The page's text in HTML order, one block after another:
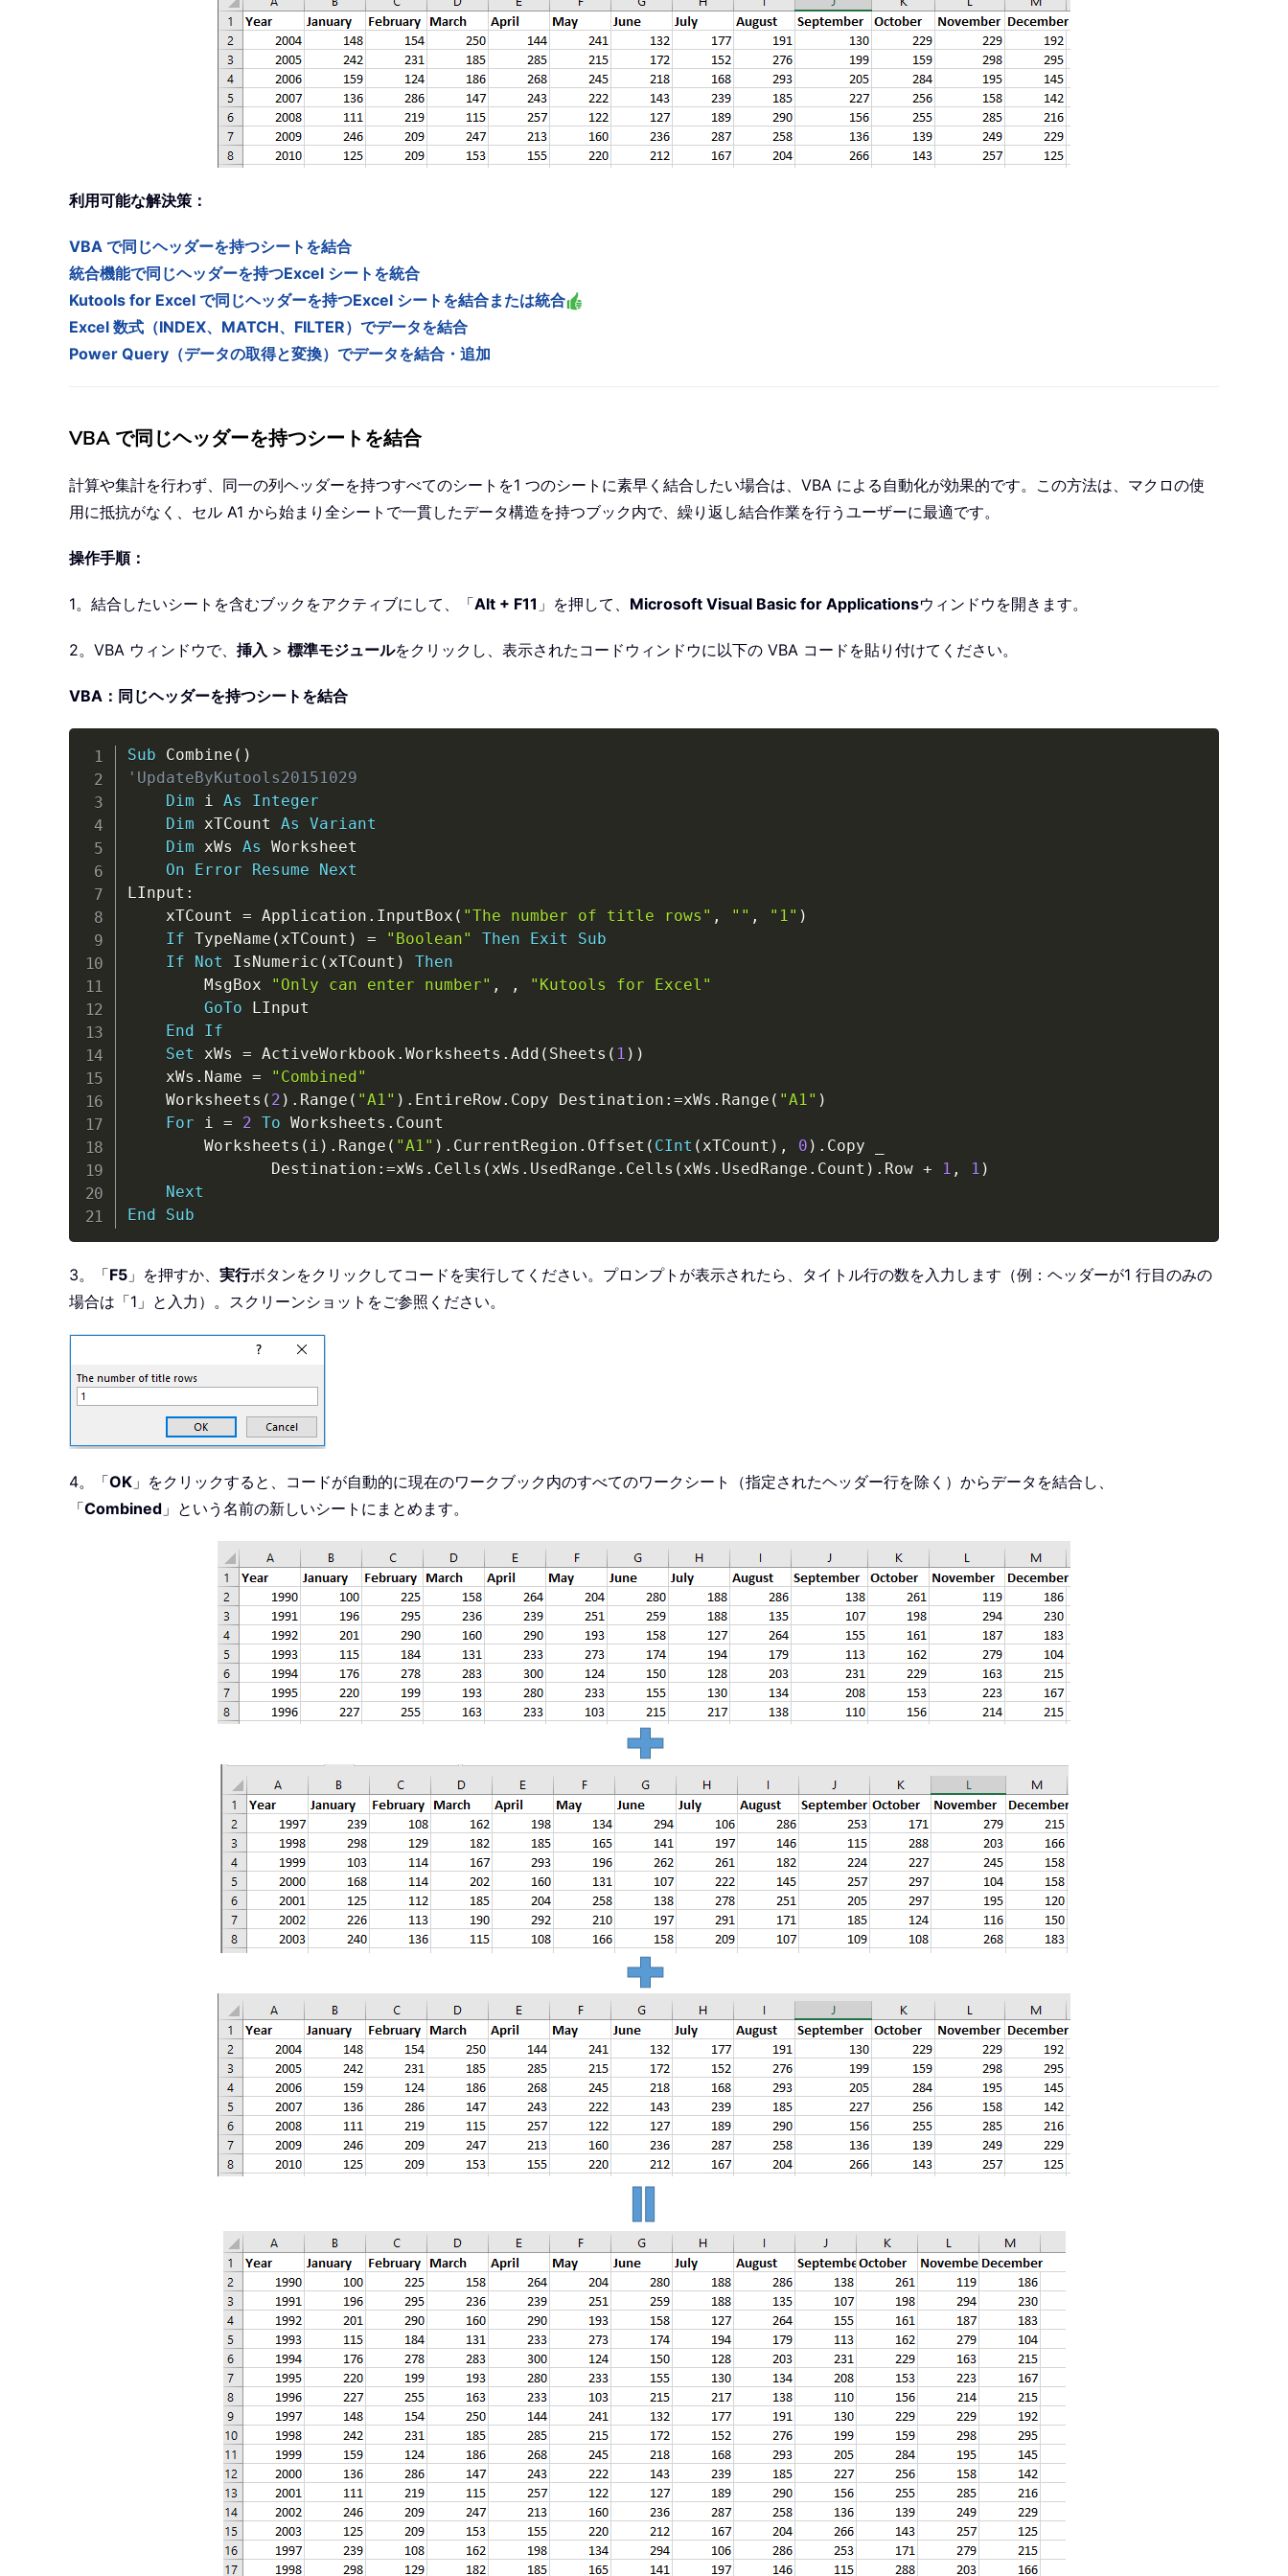
利用可能な解決策：
VBA で同じヘッダーを持つシートを結合
統合機能で同じヘッダーを持つExcel シートを統合
Kutools for Excel で同じヘッダーを持つExcel シートを結合または統合
Excel 数式（INDEX、MATCH、FILTER）でデータを結合
Power Query（データの取得と変換）でデータを結合・追加
VBA で同じヘッダーを持つシートを結合
計算や集計を行わず、同一の列ヘッダーを持つすべてのシートを1 つのシートに素早く結合したい場合は、VBA による自動化が効果的です。この方法は、マクロの使
用に抵抗がなく、セル A1 から始まり全シートで一貫したデータ構造を持つブック内で、繰り返し結合作業を行うユーザーに最適です。
操作手順：
1。結合したいシートを含むブックをアクティブにして、「Alt + F11 」を押して、 Microsoft Visual Basic for Applicationsウィンドウを開きます。
2。VBA ウィンドウで、 挿入 > 標準モジュールをクリックし、表示されたコードウィンドウに以下の VBA コードを貼り付けてください。
VBA：同じヘッダーを持つシートを結合
Sub Combine ( )
'UpdateByKutools20151029
Dim i As
Integer
Dim xTCount As
Variant
Dim xWs As Worksheet
On
Error Resume
Next
LInput :
    xTCount
= Application . InputBox ( "The number of title rows" , "" , "1" )
If TypeName ( xTCount ) = "Boolean" Then Exit
Sub
If
Not IsNumeric ( xTCount )
Then
        MsgBox
"Only can enter number" , ,
"Kutools for Excel"
GoTo LInput
End
If
Set xWs = ActiveWorkbook . Worksheets . Add ( Sheets ( 1 ) )
    xWs
. Name =
"Combined"
    Worksheets
( 2 ) . Range ( "A1" ) . EntireRow. Copy Destination : =xWs . Range ( "A1" )
For i = 2 To Worksheets . Count
        Worksheets
( i ) . Range ( "A1" ) . CurrentRegion . Offset ( CInt ( xTCount ) , 0 ) . Copy
               Destination
: =xWs . Cells ( xWs . UsedRange . Cells ( xWs . UsedRange . Count ) . Row + 1 , 1 )
Next
End
Sub
3。「F5 」を押すか、 実行ボタンをクリックしてコードを実行してください。プロンプトが表示されたら、タイトル行の数を入力します（例：ヘッダーが1 行目のみの
場合は「1」と入力）。スクリーンショットをご参照ください。
4。「OK 」をクリックすると、コードが自動的に現在のワークブック内のすべてのワークシート（指定されたヘッダー行を除く）からデータを結合し、
「Combined 」という名前の新しいシートにまとめます。